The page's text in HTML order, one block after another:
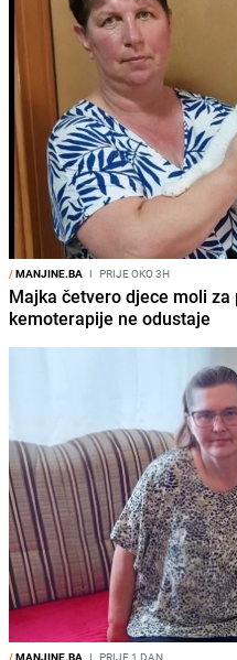
/MANJINE.BA I PRIJE OKO 3H
Majka četvero djece moli
kemoterapije ne odustaje
/MANJINE.BA I PRIJE 1 DAN